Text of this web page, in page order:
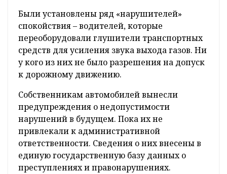
Были установлены ряд «нарушителей»
спокойствия – водителей, которые
переоборудовали глушители транспортных
средств для усиления звука выхода газов. Ни
у кого из них не было разрешения на допуск
к дорожному движению.
Собственникам автомобилей вынесли
предупреждения о недопустимости
нарушений в будущем. Пока их не
привлекали к административной
ответственности. Сведения о них внесены в
единую государственную базу данных о
преступлениях и правонарушениях.